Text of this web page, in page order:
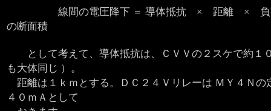
線間の電圧降下 ＝ 導体抵抗 × 距離 × 負
の断面積
として考えて、導体抵抗は、ＣＶＶの２スケで約１
も大体同じ ）。
距離は１ｋｍとする。ＤＣ２４Ｖリレーは ＭＹ４Ｎの
４０ｍＡとして